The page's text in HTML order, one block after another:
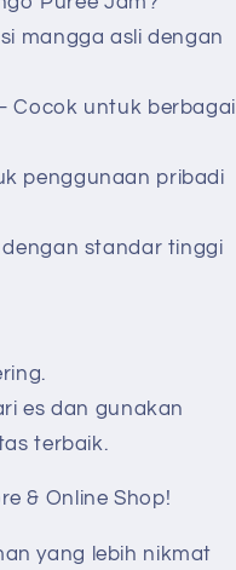
mangga asli dengan
Cocok untuk berbagai
penggunaan pribadi
standar tinggi
es dan gunakan
terbaik.
& Online Shop!
yang lebih nikmat